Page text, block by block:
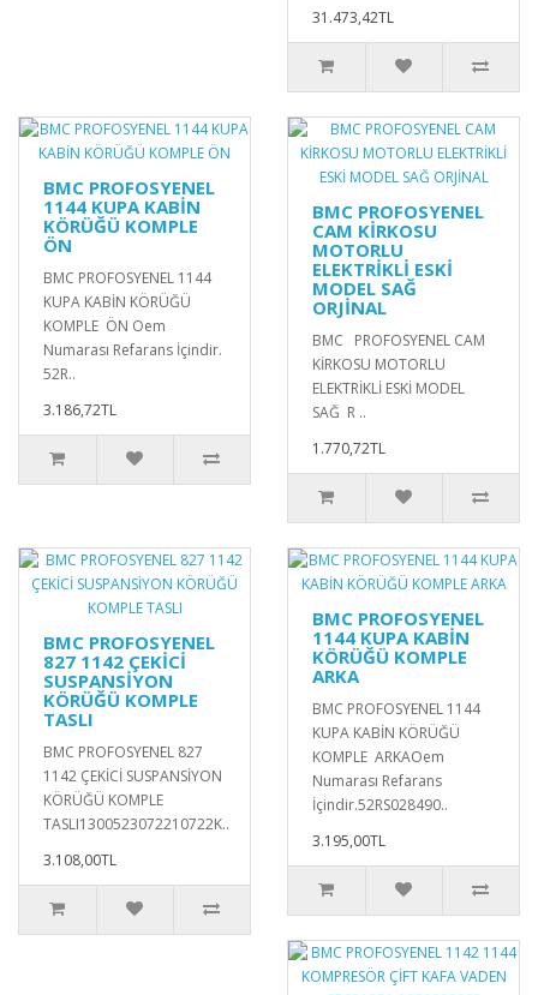
31.473,42TL
BMC PROFOSYENEL
1144 KUPA KABİN
KÖRÜĞÜ KOMPLE
ÖN
BMC PROFOSYENEL 1144
KUPA KABİN KÖRÜĞÜ
KOMPLE ÖN Oem
Numarası Refarans İçindir.
52R..
3.186,72TL
BMC PROFOSYENEL
CAM KİRKOSU
MOTORLU
ELEKTRİKLİ ESKİ
MODEL SAĞ
ORJİNAL
BMC PROFOSYENEL CAM
KİRKOSU MOTORLU
ELEKTRİKLİ ESKİ MODEL
SAĞ R ..
1.770,72TL
BMC PROFOSYENEL
827 1142 ÇEKİCİ
SUSPANSİYON
KÖRÜĞÜ KOMPLE
TASLI
BMC PROFOSYENEL 827
1142 ÇEKİCİ SUSPANSİYON
KÖRÜĞÜ KOMPLE
TASLI1300523072210722K..
3.108,00TL
BMC PROFOSYENEL
1144 KUPA KABİN
KÖRÜĞÜ KOMPLE
ARKA
BMC PROFOSYENEL 1144
KUPA KABİN KÖRÜĞÜ
KOMPLE ARKAOem
Numarası Refarans
İçindir.52RS028490..
3.195,00TL